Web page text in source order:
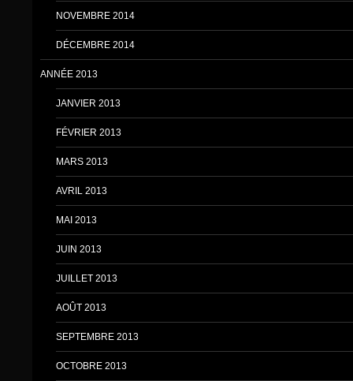
NOVEMBRE 2014
DÉCEMBRE 2014
ANNÉE 2013
JANVIER 2013
FÉVRIER 2013
MARS 2013
AVRIL 2013
MAI 2013
JUIN 2013
JUILLET 2013
AOÛT 2013
SEPTEMBRE 2013
OCTOBRE 2013